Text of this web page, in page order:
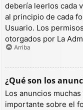
debería leerlos cada
al principio de cada
Usuario. Los
otorgados por La
Arriba
¿Qué son los
Los anuncios
importante sobre el